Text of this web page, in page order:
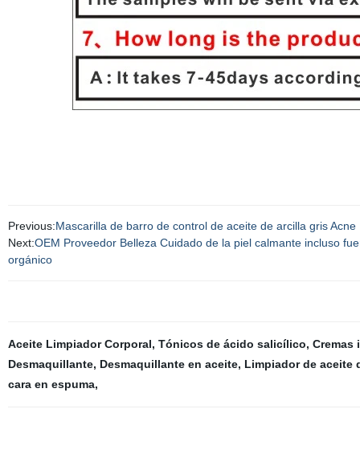
Previous:Mascarilla de barro de control de aceite de arcilla gris Acne
Next:OEM Proveedor Belleza Cuidado de la piel calmante incluso
orgánico
Aceite Limpiador Corporal, Tónicos de ácido salicílico, Cremas
Desmaquillante, Desmaquillante en aceite, Limpiador de aceite
cara en espuma,